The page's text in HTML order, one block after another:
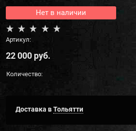
Нет в наличии
Артикул:
22 000 руб.
Количество:
Доставка вТольятти